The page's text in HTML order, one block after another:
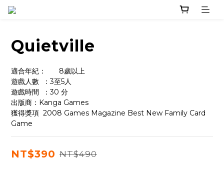
Quietville
適合年紀：	8歲以上
遊戲人數	：3至5人
遊戲時間	：30 分
出版商：Kanga Games
獲得獎項	2008 Games Magazine Best New Family Card
Game
NT$390 NT$490